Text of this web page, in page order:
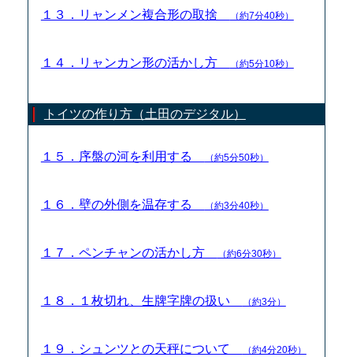
１３．リャンメン複合形の取捨 （約7分40秒）
１４．リャンカン形の活かし方 （約5分10秒）
トイツの作り方（土田のデジタル）
１５．序盤の河を利用する （約5分50秒）
１６．壁の外側を温存する （約3分40秒）
１７．ペンチャンの活かし方 （約6分30秒）
１８．１枚切れ、生牌字牌の扱い （約3分）
１９．シュンツとの天秤について （約4分20秒）